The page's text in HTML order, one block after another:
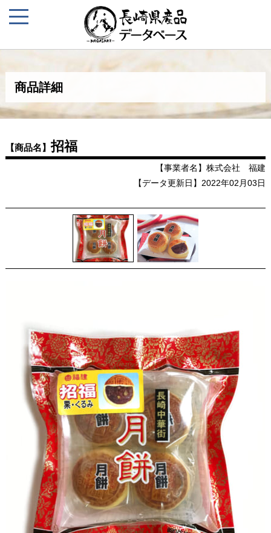
商品詳細
【商品名】招福
【事業者名】株式会社 福建
【データ更新日】2022年02月03日